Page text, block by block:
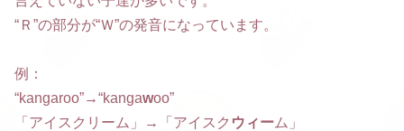
“Ｒ”の部分が“Ｗ”の発音になっています。
例：
“kangaroo”→“kangawoo”
「アイスクリーム」→「アイスク ウィーム」